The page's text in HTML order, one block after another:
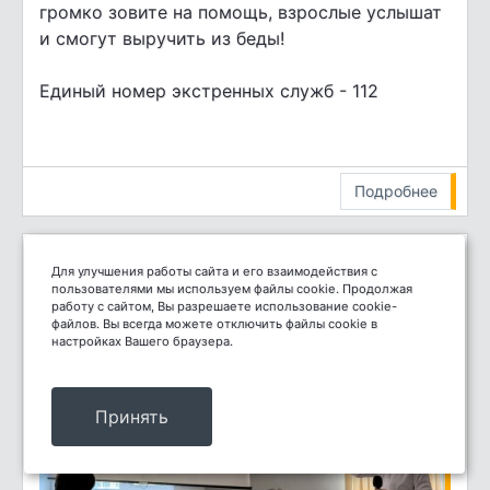
громко зовите на помощь, взрослые услышат
и смогут выручить из беды!
Единый номер экстренных служб - 112
Подробнее
Для улучшения работы сайта и его взаимодействия с
пользователями мы используем файлы cookie. Продолжая
работу с сайтом, Вы разрешаете использование cookie-
файлов. Вы всегда можете отключить файлы cookie в
настройках Вашего браузера.
Принять